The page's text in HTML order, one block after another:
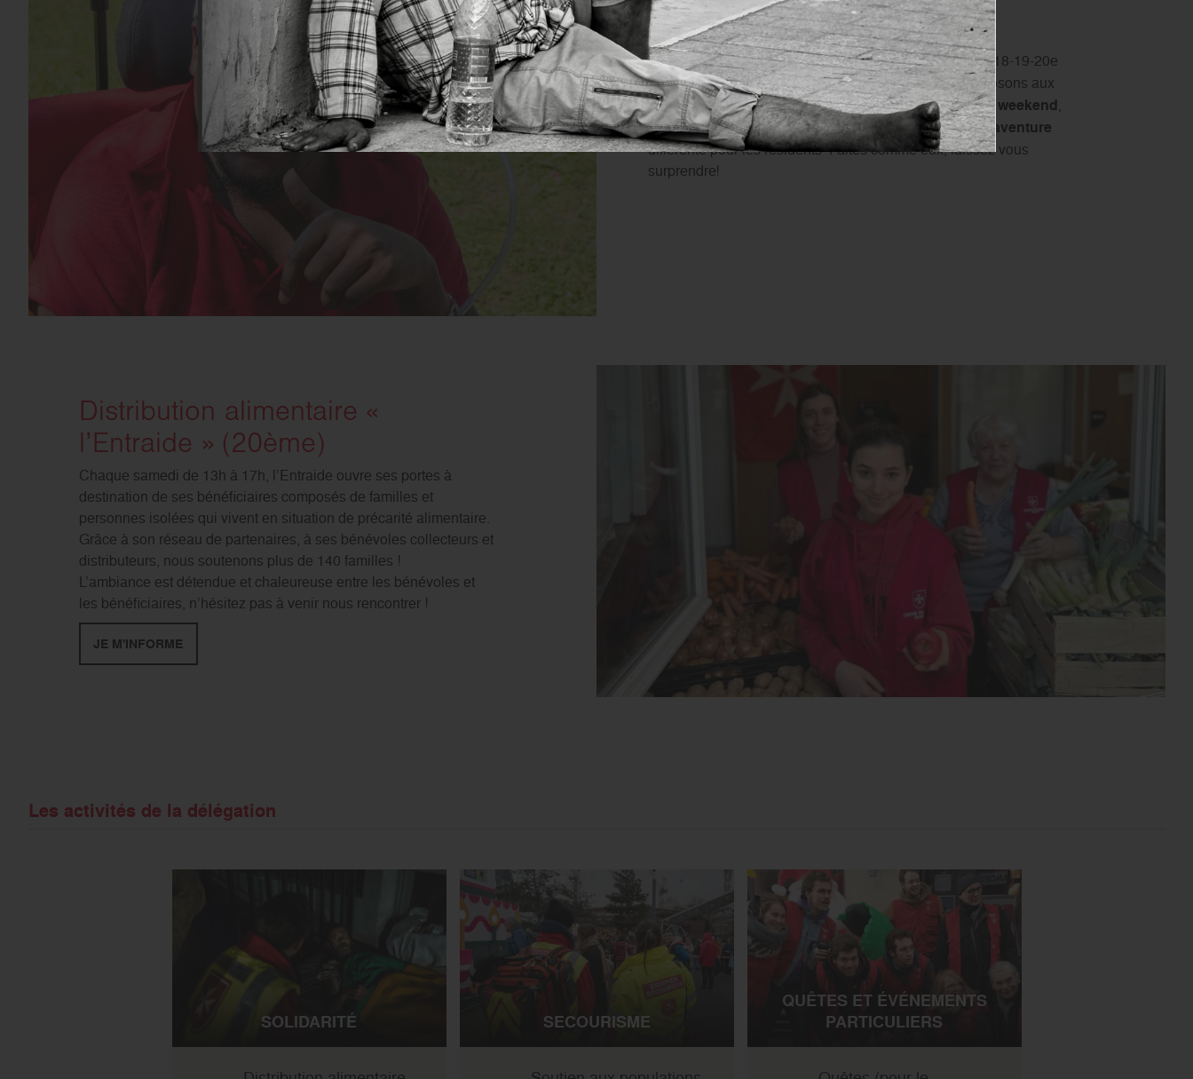
Le groupe Saint Jean
Le Groupe Saint Jean, est rattaché à la délégation du 18-19-20e
del’Ordre de Malte France. Créé en 2017, nous proposons aux
résidents de la MAS dessortiesvariées à la journéele weekend,
en Ile de France et alentours.Chaque mois, c’estune aventure
différente pour les résidents Faites comme eux, laissez vous
surprendre!
Distribution alimentaire «
l’Entraide » (20ème)
Chaque samedi de 13h à 17h, l’Entraide ouvre ses portes à
destination de ses bénéficiaires composés de familles et
personnes isolées qui vivent en situation de précarité alimentaire.
Grâce à son réseau de partenaires, à ses bénévoles collecteurs et
distributeurs, nous soutenons plus de 140 familles !
L’ambiance est détendue et chaleureuse entre les bénévoles et
les bénéficiaires, n’hésitez pas à venir nous rencontrer !
JE M'INFORME
Les activités de la délégation
SOLIDARITÉ SECOURISME
QUÊTES ET ÉVÉNEMENTS
PARTICULIERS